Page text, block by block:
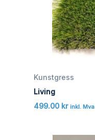
Kunstgress
Living
499.00 kr inkl. Mva